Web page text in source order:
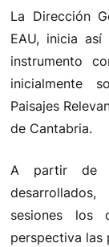
La Dirección
EAU, inicia
instrumento
inicialmente
Paisajes
de Cantabria.
A partir de
sesiones los
perspectiva las